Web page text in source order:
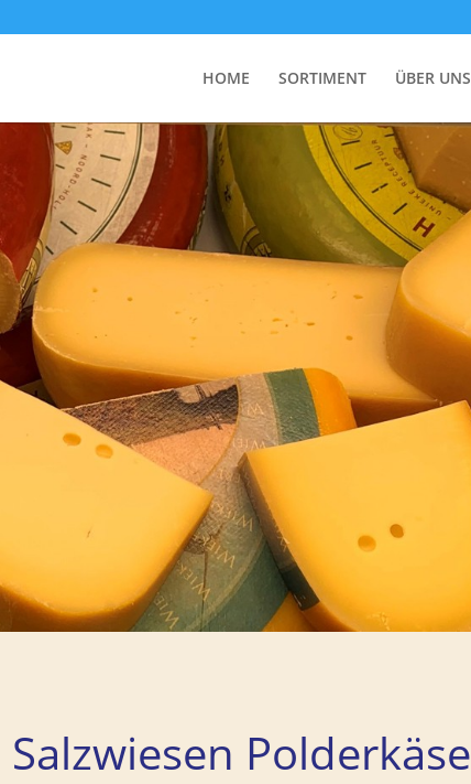
HOME SORTIMENT ÜBER UNS
Salzwiesen Polderkäse